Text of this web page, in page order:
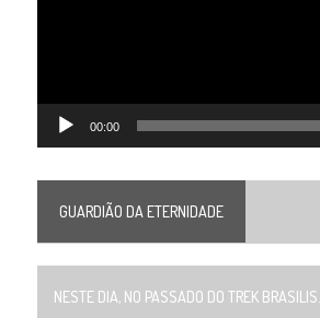
00:00
GUARDIÃO DA ETERNIDADE
NESTE DIA, NO PASSADO DO TREK BRASILIS...